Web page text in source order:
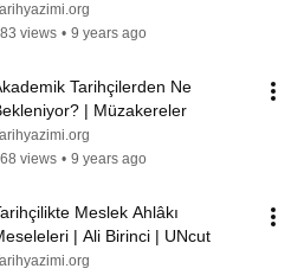
views • 9 years ago
Tarihçilerden Ne
| Müzakereler
views • 9 years ago
Meslek Ahlâkı
| Ali Birinci | UNcut